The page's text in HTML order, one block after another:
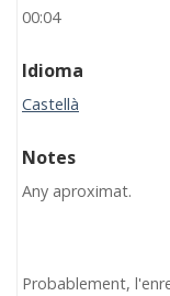
00:04
Idioma
Castellà
Notes
Any aproximat.
Probablement,